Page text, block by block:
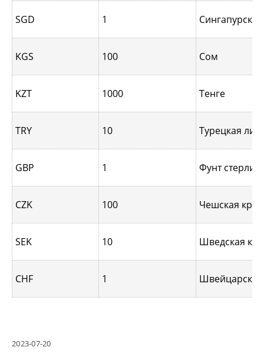
SGD 1
KGS 100 Сом
KZT 1000 Тенге
TRY 10 Турецкая
GBP 1 Фунт
CZK 100 Чешская
SEK 10 Шведская
CHF 1
2023-07-20